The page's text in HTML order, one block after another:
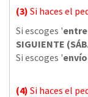
(3) Si haces el
Si escoges '
SIGUIENTE
Si escoges '
(4) Si haces el